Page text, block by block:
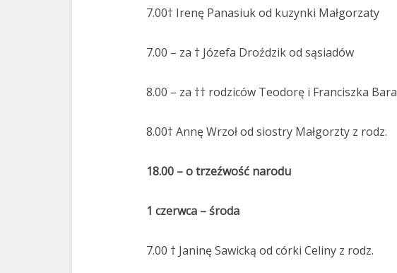
7.00† Irenę Panasiuk od kuzynki Małgorzaty
7.00 – za † Józefa Droździk od sąsiadów
8.00 – za †† rodziców Teodorę i Franciszka
8.00† Annę Wrzoł od siostry Małgorzty z rodz.
18.00 – o trzeźwość narodu
1 czerwca – środa
7.00 † Janinę Sawicką od córki Celiny z rodz.